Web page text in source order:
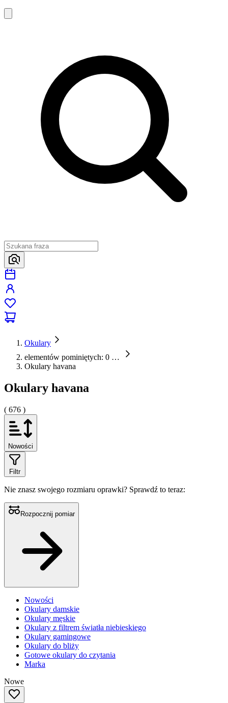
Okulary
elementów pominiętych: 0 …
Okulary havana
Okulary havana
( 676 )
Nowości
Filtr
Nie znasz swojego rozmiaru oprawki? Sprawdź to teraz:
Rozpocznij pomiar
Nowości
Okulary damskie
Okulary męskie
Okulary z filtrem światła niebieskiego
Okulary gamingowe
Okulary do bliży
Gotowe okulary do czytania
Marka
Nowe